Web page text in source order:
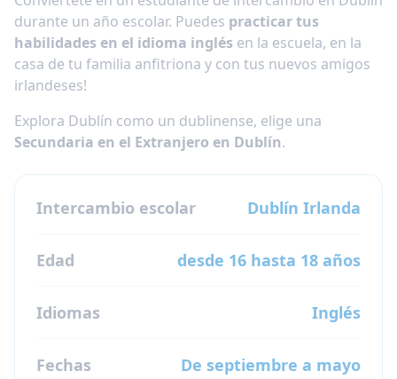
durante un año escolar. Puedes practicar tus
habilidades en el idioma inglés en la escuela, en la
casa de tu familia anfitriona y con tus nuevos amigos
irlandeses!
Explora Dublín como un dublinense, elige una
Secundaria en el Extranjero en Dublín.
Intercambio escolar Dublín Irlanda
Edad desde 16 hasta 18 años
Idiomas Inglés
Fechas De septiembre a mayo